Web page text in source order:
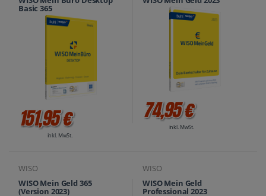
Basic 365
151,95 €
inkl. MwSt.
74,95 €
inkl. MwSt.
WISO
WISO Mein Geld 365
(Version 2023)
WISO
WISO Mein Geld
Professional 2023